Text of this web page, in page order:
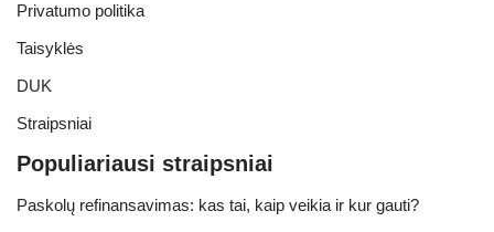
Privatumo politika
Taisyklės
DUK
Straipsniai
Populiariausi straipsniai
Paskolų refinansavimas: kas tai, kaip veikia ir kur gauti?